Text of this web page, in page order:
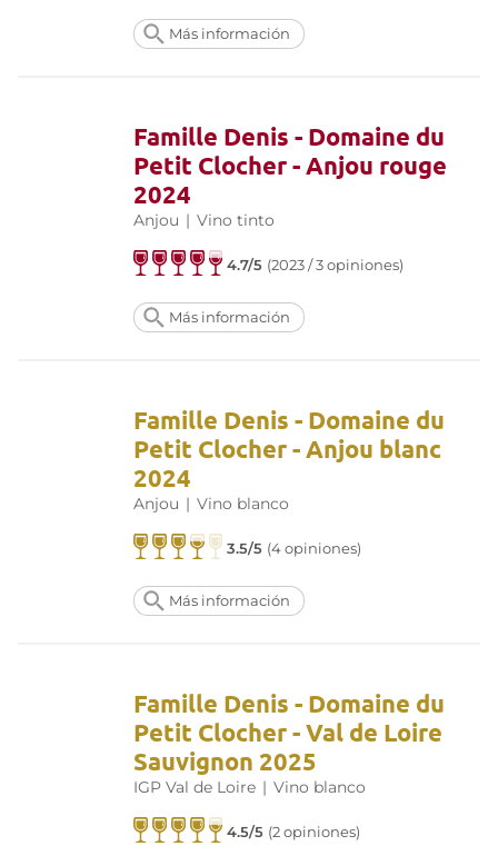
Más información
Famille Denis - Domaine du
Petit Clocher - Anjou rouge
2024
Anjou | Vino tinto
4.7/5 (2023 / 3 opiniones)
Más información
Famille Denis - Domaine du
Petit Clocher - Anjou blanc
2024
Anjou | Vino blanco
3.5/5 (4 opiniones)
Más información
Famille Denis - Domaine du
Petit Clocher - Val de Loire
Sauvignon 2025
IGP Val de Loire | Vino blanco
4.5/5 (2 opiniones)